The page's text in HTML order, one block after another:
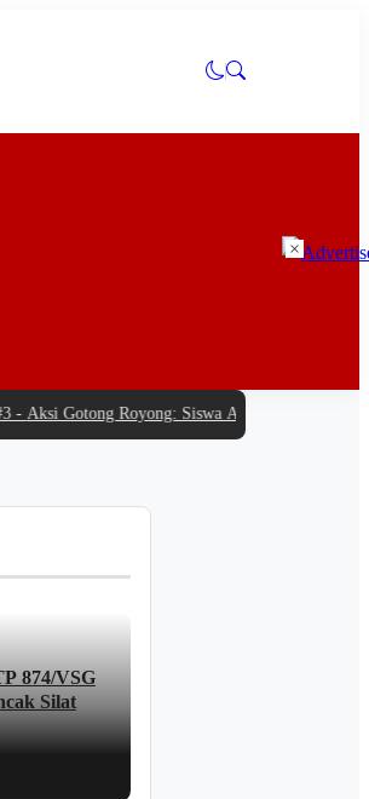
Aksi Gotong Royong: Siswa Antusias Bantu SPPG
874/VSG
Silat
×